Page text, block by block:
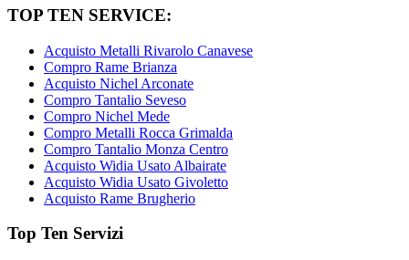
TOP TEN SERVICE:
Acquisto Metalli Rivarolo Canavese
Compro Rame Brianza
Acquisto Nichel Arconate
Compro Tantalio Seveso
Compro Nichel Mede
Compro Metalli Rocca Grimalda
Compro Tantalio Monza Centro
Acquisto Widia Usato Albairate
Acquisto Widia Usato Givoletto
Acquisto Rame Brugherio
Top Ten Servizi